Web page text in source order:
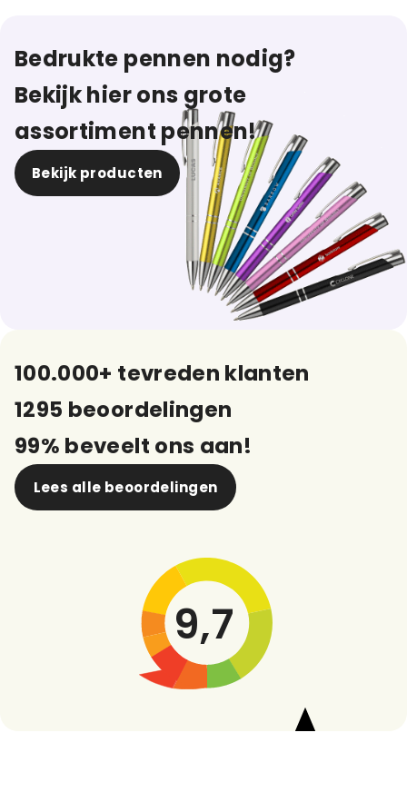
Bedrukte pennen nodig?
Bekijk hier ons grote
assortiment pennen!
Bekijk producten
100.000+ tevreden klanten
1295 beoordelingen
99% beveelt ons aan!
Lees alle beoordelingen
9,7